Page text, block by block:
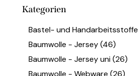
Kategorien
Bastel- und Handarbeitsstoffe
Baumwolle - Jersey (46)
Baumwolle - Jersey uni (26)
Baumwolle - Webware (26)